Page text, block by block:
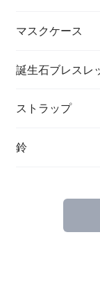
マスクケース
誕生石ブレスレ
ストラップ
鈴